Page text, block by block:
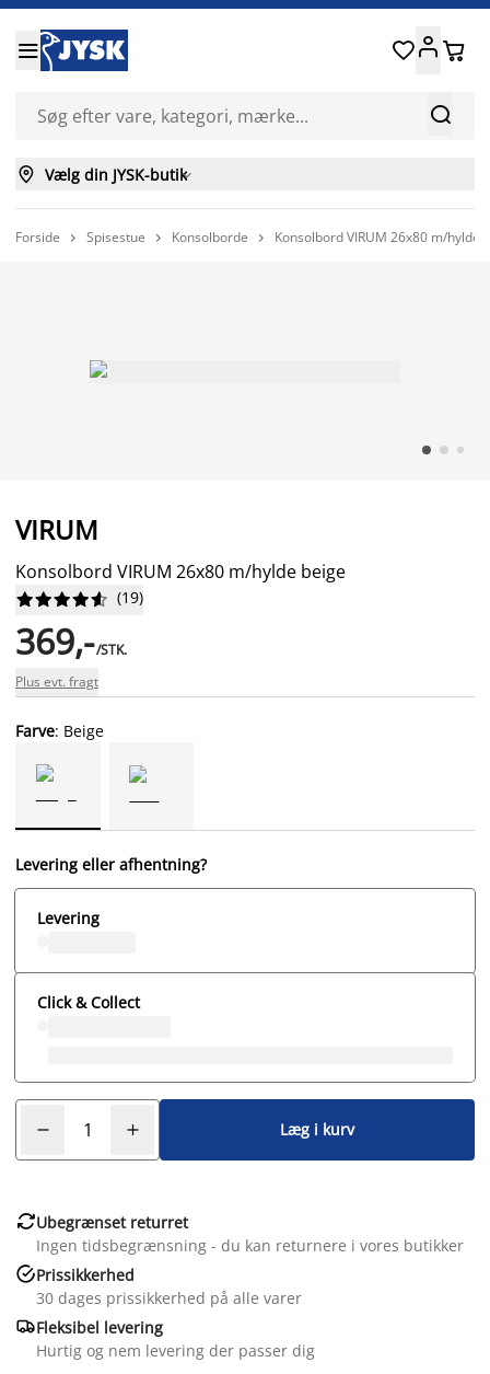


 
 Vælg din JYSK-butik
Forside  Spisestue  Konsolborde  Konsolbord VIRUM 26x80 m/hylde
VIRUM
Konsolbord VIRUM 26x80 m/hylde beige





 (19)
369,-/STK.
Plus evt. fragt
Farve: Beige
Levering eller afhentning?
Levering
Click & Collect
Læg i kurv
Ubegrænset returret
Ingen tidsbegrænsning - du kan returnere i vores butikker
Prissikkerhed
30 dages prissikkerhed på alle varer
Fleksibel levering
Hurtig og nem levering der passer dig